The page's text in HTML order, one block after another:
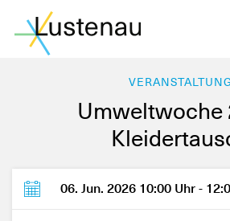
VERANSTALTUNG
Umweltwoche
06. Jun. 2026 10:00 Uhr -